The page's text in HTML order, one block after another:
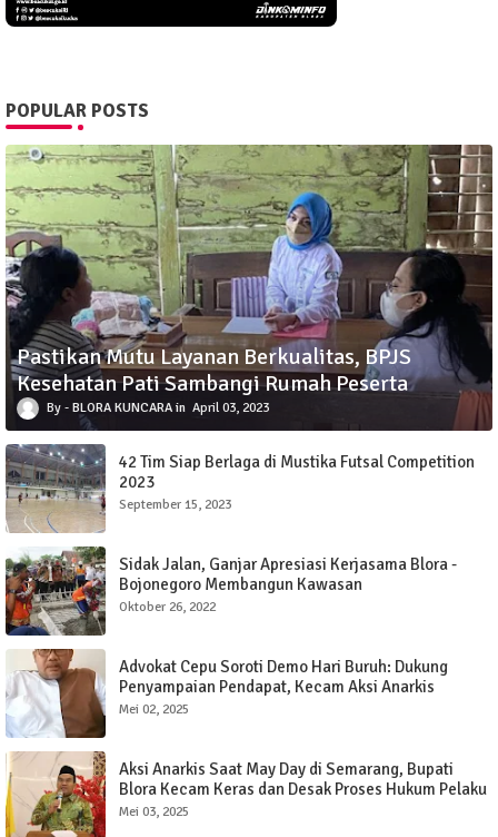
POPULAR POSTS
Pastikan Mutu Layanan Berkualitas, BPJS
Kesehatan Pati Sambangi Rumah Peserta
BLORA KUNCARA April 03, 2023
42 Tim Siap Berlaga di Mustika Futsal Competition
2023
September 15, 2023
Sidak Jalan, Ganjar Apresiasi Kerjasama Blora -
Bojonegoro Membangun Kawasan
Oktober 26, 2022
Advokat Cepu Soroti Demo Hari Buruh: Dukung
Penyampaian Pendapat, Kecam Aksi Anarkis
Mei 02, 2025
Aksi Anarkis Saat May Day di Semarang, Bupati
Blora Kecam Keras dan Desak Proses Hukum Pelaku
Mei 03, 2025